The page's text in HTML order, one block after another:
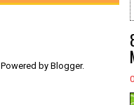
Powered by Blogger.